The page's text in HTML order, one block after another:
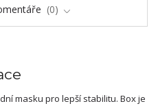
0
masku pro lepší stabilitu. Box je